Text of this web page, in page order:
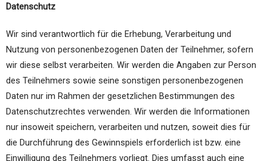
Datenschutz
Wir sind verantwortlich für die Erhebung, Verarbeitung und
Nutzung von personenbezogenen Daten der Teilnehmer, sofern
wir diese selbst verarbeiten. Wir werden die Angaben zur Person
des Teilnehmers sowie seine sonstigen personenbezogenen
Daten nur im Rahmen der gesetzlichen Bestimmungen des
Datenschutzrechtes verwenden. Wir werden die Informationen
nur insoweit speichern, verarbeiten und nutzen, soweit dies für
die Durchführung des Gewinnspiels erforderlich ist bzw. eine
Einwilligung des Teilnehmers vorliegt. Dies umfasst auch eine